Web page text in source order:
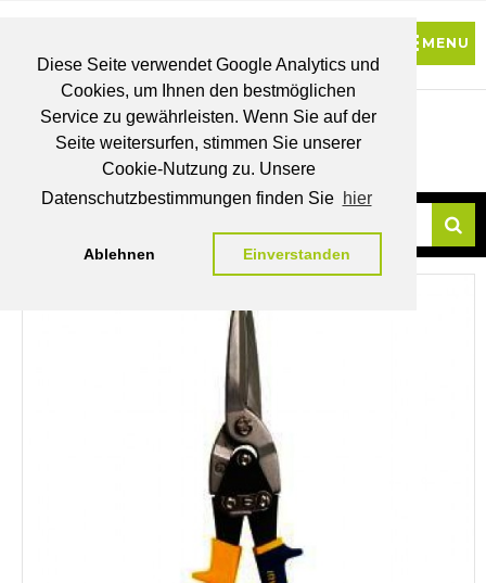
Diese Seite verwendet Google Analytics und
Cookies, um Ihnen den bestmöglichen
Service zu gewährleisten. Wenn Sie auf der
Seite weitersurfen, stimmen Sie unserer
Cookie-Nutzung zu. Unsere
Datenschutzbestimmungen finden Sie hier
Ablehnen Einverstanden
BRUTTO
PREISE
MEIN
WUNSCHLISTE